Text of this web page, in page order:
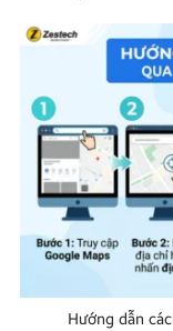
Hướng dẫn